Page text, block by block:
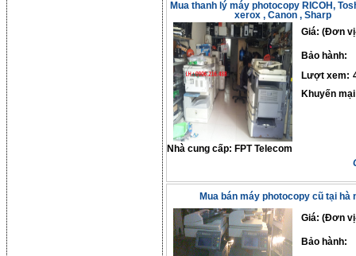
Mua thanh lý máy photocopy RICOH,
xerox , Canon , Sharp
Giá: (Đơn
Bảo hành:
Lượt xem:
Khuyến
Nhà cung cấp: FPT Telecom
Mua bán máy photocopy cũ tại hà
Giá: (Đơn
Bảo hành: